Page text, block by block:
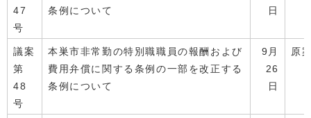
47
号
条例について
日
議案
第
48
号
本巣市非常勤の特別職職員の報酬および
費用弁償に関する条例の一部を改正する
条例について
9月
26
日
原